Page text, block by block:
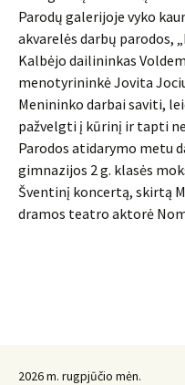
Parodų galerijoje vyko
akvarelės darbų parodos,
Kalbėjo dailininkas
menotyrininkė Jovita
Menininko darbai saviti,
pažvelgti į kūrinį ir tapti
Parodos atidarymo metu
gimnazijos 2 g. klasės
Šventinį koncertą, skirtą
dramos teatro aktorė
2026 m. rugpjūčio mėn.